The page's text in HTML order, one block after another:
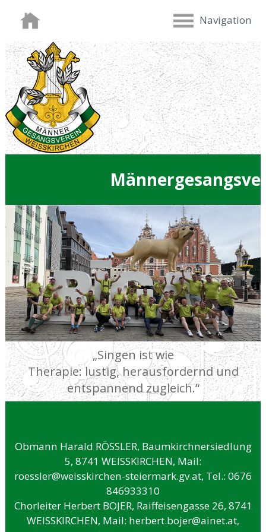
Navigation
„Singen ist wie
Therapie: lustig, herausfordernd und
entspannend zugleich.“
Obmann Harald RÖSSLER, Baumkirchnersiedlung
5, 8741 WEISSKIRCHEN, Mail:
roessler@weisskirchen-steiermark.gv.at, Tel.: 0676
846933310
Chorleiter Herbert BOJER, Raiffeisengasse 26, 8741
WEISSKIRCHEN, Mail: herbert.bojer@ainet.at,